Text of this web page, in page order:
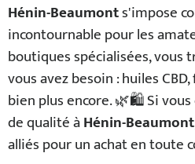
Hénin-Beaumonts'impose
incontournable pour les
boutiques spécialisées, vous
vous avez besoin : huiles
bien plus encore. 🌿🛍️ Si
de qualité àHénin-Beaumont
alliés pour un achat en toute